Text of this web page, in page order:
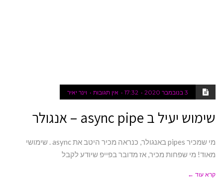
3 בנובמבר 2020 17:32 אין תגובות וינר יאיר
שימוש יעיל ב async pipe – אנגולר
מי שמכיר pipes באנגולר, כנראה מכיר היטב את async . שימושי
מאוד! מי שפחות מכיר, אז מדובר בפייפ שיודע לקבל
קרא עוד ←